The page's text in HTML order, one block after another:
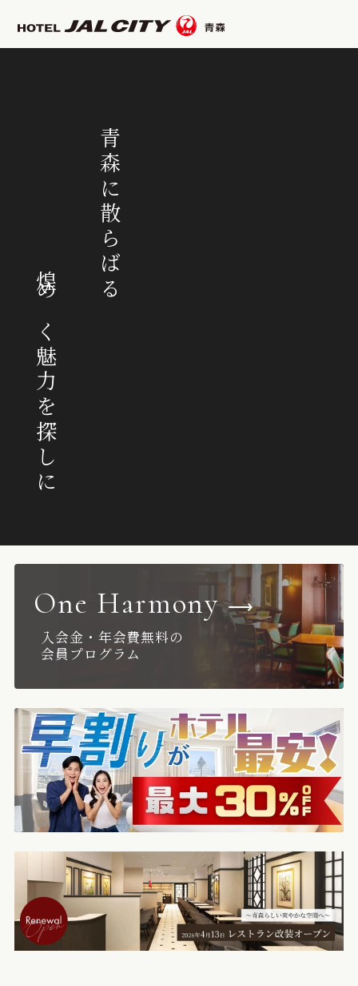
煌めく魅力を探しに
青森に散らばる
One Harmony⟶
入会金・年会費無料の
会員プログラム